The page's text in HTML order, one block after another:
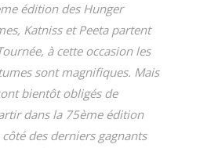
édition des Hunger
Katniss et Peeta partent
à cette occasion les
sont magnifiques. Mais
bientôt obligés de
dans la 75ème édition
côté des derniers gagnants